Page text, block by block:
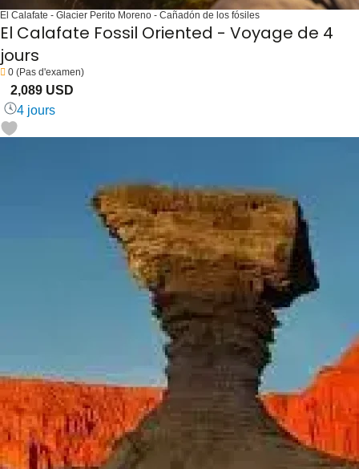
El Calafate - Glacier Perito Moreno - Cañadón de los fósiles
El Calafate Fossil Oriented - Voyage de 4
jours
0 (Pas d'examen)
2,089 USD
4 jours